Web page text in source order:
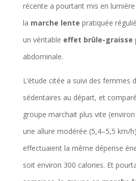
récente a pourtant mis en
la marche lente pratiquée
un véritable effet brûle-graisse
abdominale.
L’étude citée a suivi des femmes
sédentaires au départ, et
groupe marchait plus vite
une allure modérée (5,4–5,5 km/
effectuaient la même dépense
soit environ 300 calories. Et